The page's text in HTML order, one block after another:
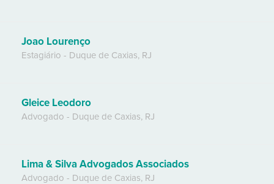
Joao Lourenço
Estagiário - Duque de Caxias, RJ
Gleice Leodoro
Advogado - Duque de Caxias, RJ
Lima & Silva Advogados Associados
Advogado - Duque de Caxias, RJ